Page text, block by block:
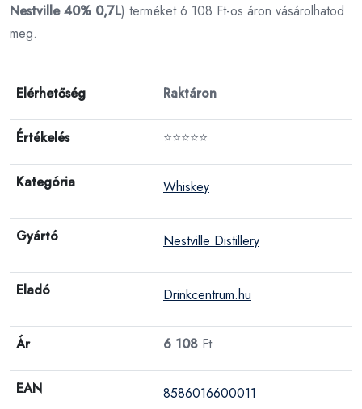
Nestville 40% 0,7L) terméket 6 108 Ft-os áron vásárolhatod
meg.
Elérhetőség Raktáron
Értékelés ⭐⭐⭐⭐⭐
Kategória Whiskey
Gyártó Nestville Distillery
Eladó Drinkcentrum.hu
Ár 6 108 Ft
EAN 8586016600011